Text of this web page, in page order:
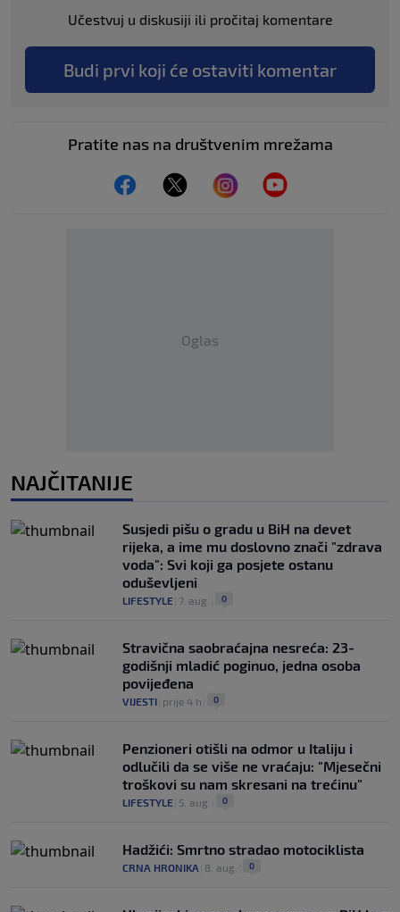
Učestvuj u diskusiji ili pročitaj komentare
Budi prvi koji će ostaviti komentar
Pratite nas na društvenim mrežama
Oglas
NAJČITANIJE
Susjedi pišu o gradu u BiH na devet
rijeka, a ime mu doslovno znači "zdrava
voda": Svi koji ga posjete ostanu
oduševljeni
LIFESTYLE 7. aug. 0
Stravična saobraćajna nesreća: 23-
godišnji mladić poginuo, jedna osoba
povijeđena
VIJESTI prije 4 h 0
Penzioneri otišli na odmor u Italiju i
odlučili da se više ne vraćaju: "Mjesečni
troškovi su nam skresani na trećinu"
LIFESTYLE 5. aug. 0
Hadžići: Smrtno stradao motociklista
CRNA HRONIKA 8. aug. 0